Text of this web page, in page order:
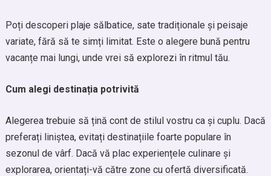
Poți descoperi plaje sălbatice, sate tradiționale și peisaje
variate, fără să te simți limitat. Este o alegere bună pentru
vacanțe mai lungi, unde vrei să explorezi în ritmul tău.
Cum alegi destinația potrivită
Alegerea trebuie să țină cont de stilul vostru ca și cuplu. Dacă
preferați liniștea, evitați destinațiile foarte populare în
sezonul de vârf. Dacă vă plac experiențele culinare și
explorarea, orientați-vă către zone cu ofertă diversificată.